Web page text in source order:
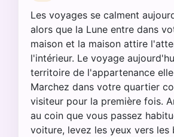
Les voyages se calment
alors que la Lune entre dans
maison et la maison attire
l'intérieur. Le voyage
territoire de l'appartenance
Marchez dans votre quartier
visiteur pour la première fois.
au coin que vous passez
voiture, levez les yeux vers les